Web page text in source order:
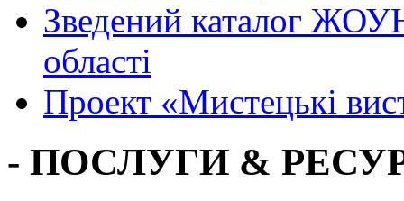
Зведений каталог
області
Проект «Мистецькі
- ПОСЛУГИ &